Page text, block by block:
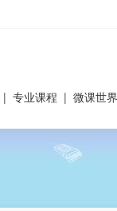
| 专业课程 | 微课世界